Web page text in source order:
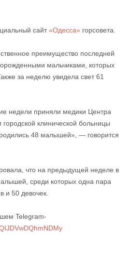
сайт«Одесса»горсовета.
преимущество последней
мальчиками, которых
за неделю увидела свет 61
недели приняли медики Центра
клинической больницы
48 малышей», — говорится
что на предыдущей неделе в
среди которых одна пара
и 50 девочек.
Telegram-